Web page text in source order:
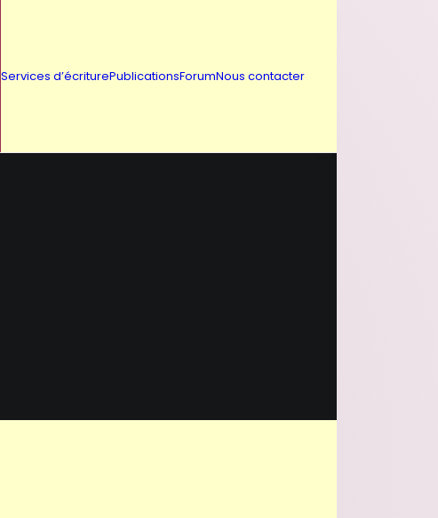
Services d’écriturePublicationsForumNous contacter